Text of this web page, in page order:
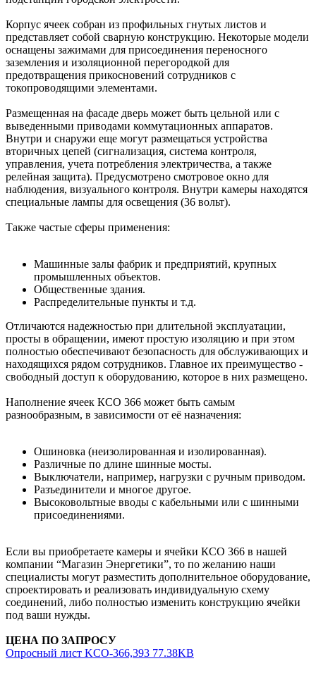
Корпус ячеек собран из профильных гнутых листов и
представляет собой сварную конструкцию. Некоторые модели
оснащены зажимами для присоединения переносного
заземления и изоляционной перегородкой для
предотвращения прикосновений сотрудников с
токопроводящими элементами.
Размещенная на фасаде дверь может быть цельной или с
выведенными приводами коммутационных аппаратов.
Внутри и снаружи еще могут размещаться устройства
вторичных цепей (сигнализация, система контроля,
управления, учета потребления электричества, а также
релейная защита). Предусмотрено смотровое окно для
наблюдения, визуального контроля. Внутри камеры находятся
специальные лампы для освещения (36 вольт).
Также частые сферы применения:
Машинные залы фабрик и предприятий, крупных
промышленных объектов.
Общественные здания.
Распределительные пункты и т.д.
Отличаются надежностью при длительной эксплуатации,
просты в обращении, имеют простую изоляцию и при этом
полностью обеспечивают безопасность для обслуживающих и
находящихся рядом сотрудников. Главное их преимущество -
свободный доступ к оборудованию, которое в них размещено.
Наполнение ячеек КСО 366 может быть самым
разнообразным, в зависимости от её назначения:
Ошиновка (неизолированная и изолированная).
Различные по длине шинные мосты.
Выключатели, например, нагрузки с ручным приводом.
Разъединители и многое другое.
Высоковольтные вводы с кабельными или с шинными
присоединениями.
Если вы приобретаете камеры и ячейки КСО 366 в нашей
компании “Магазин Энергетики”, то по желанию наши
специалисты могут разместить дополнительное оборудование,
спроектировать и реализовать индивидуальную схему
соединений, либо полностью изменить конструкцию ячейки
под ваши нужды.
ЦЕНА ПО ЗАПРОСУ
Опросный лист KCO-366,393 77.38KB